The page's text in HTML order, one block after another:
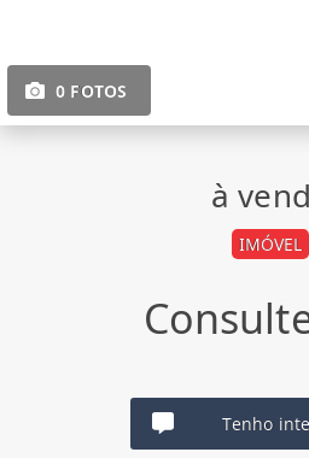
0 FOTOS
à
IMÓVEL
Tenho